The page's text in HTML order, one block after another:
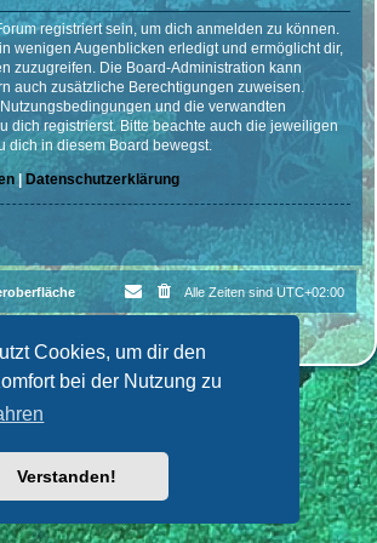
Cookies, um dir den
bei der Nutzung zu
Verstanden!
registriert sein, um dich anmelden zu können.
wenigen Augenblicken erledigt und ermöglicht dir,
zuzugreifen. Die Board-Administration kann
auch zusätzliche Berechtigungen zuweisen.
und die verwandten
dich registrierst. Bitte beachte auch die jeweiligen
dich in diesem Board bewegst.
| Datenschutzerklärung
Alle Zeiten sind UTC+02:00
durch
phpBB.de| Style par